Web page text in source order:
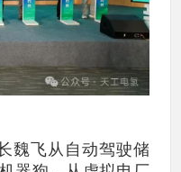
魏飞从自动驾驶储